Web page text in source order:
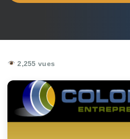
2,255 vues